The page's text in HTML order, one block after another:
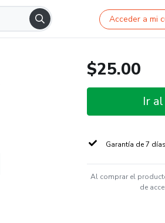
Acceder a mi
$25.00
Ir
Garantía de 7 días
Al comprar el
de